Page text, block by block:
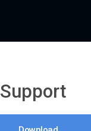
Support